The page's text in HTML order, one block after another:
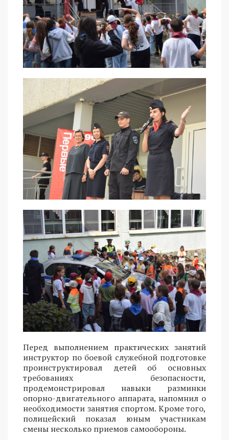
Перед выполнением практических занятий
инструктор по боевой служебной подготовке
проинструктировал детей об основных
требованиях безопасности,
продемонстрировал навыки разминки
опорно-двигательного аппарата, напомнил о
необходимости занятия спортом. Кроме того,
полицейский показал юным участникам
смены несколько приемов самообороны.